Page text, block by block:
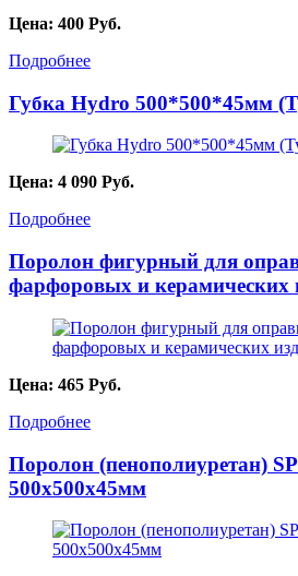
Цена: 400 Руб.
Подробнее
Губка Hydro 500*500*45мм
Цена: 4 090 Руб.
Подробнее
Поролон фигурный для
фарфоровых и керамических
Цена: 465 Руб.
Подробнее
Поролон (пенополиуретан)
500х500х45мм